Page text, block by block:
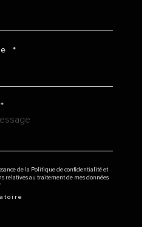
*
de la Politique de confidentialité et
relatives au traitement de mes données